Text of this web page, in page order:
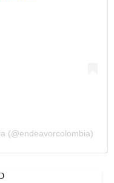
(@endeavorcolombia)